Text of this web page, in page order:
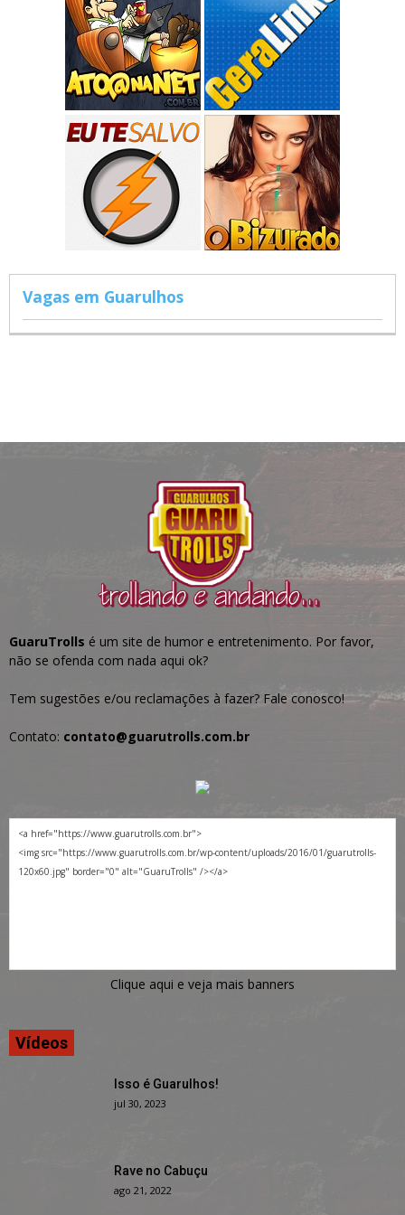
Vagas em Guarulhos
GuaruTrolls é um site de humor e entretenimento. Por favor,
não se ofenda com nada aqui ok?
Tem sugestões e/ou reclamações à fazer? Fale conosco!
Contato: contato@guarutrolls.com.br
Clique aqui e veja mais banners
Vídeos
Isso é Guarulhos!
jul 30, 2023
Rave no Cabuçu
ago 21, 2022